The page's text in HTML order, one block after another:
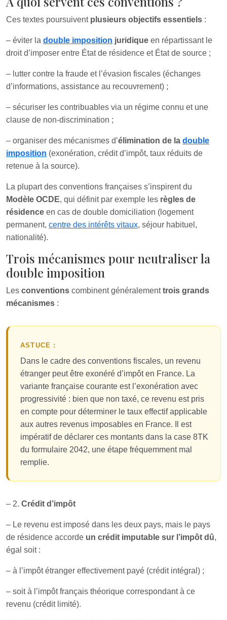
Ces textes poursuivent plusieurs objectifs essentiels :
– éviter la double imposition juridique en répartissant le
droit d’imposer entre État de résidence et État de source ;
– lutter contre la fraude et l’évasion fiscales (échanges
d’informations, assistance au recouvrement) ;
– sécuriser les contribuables via un régime connu et une
clause de non-discrimination ;
– organiser des mécanismes d’élimination de la double
imposition (exonération, crédit d’impôt, taux réduits de
retenue à la source).
La plupart des conventions françaises s’inspirent du
Modèle OCDE, qui définit par exemple les règles de
résidence en cas de double domiciliation (logement
permanent, centre des intérêts vitaux, séjour habituel,
nationalité).
Trois mécanismes pour neutraliser la
double imposition
Les conventions combinent généralementtrois grands
mécanismes :
ASTUCE :
Dans le cadre des conventions fiscales, un revenu
étranger peut être exonéré d’impôt en France. La
variante française courante est l’exonération avec
progressivité : bien que non taxé, ce revenu est pris
en compte pour déterminer le taux effectif applicable
aux autres revenus imposables en France. Il est
impératif de déclarer ces montants dans la case 8TK
du formulaire 2042, une étape fréquemment mal
remplie.
– 2. Crédit d’impôt
– Le revenu est imposé dans les deux pays, mais le pays
de résidence accorde un crédit imputable sur l’impôt dû,
égal soit :
– à l’impôt étranger effectivement payé (crédit intégral) ;
– soit à l’impôt français théorique correspondant à ce
revenu (crédit limité).